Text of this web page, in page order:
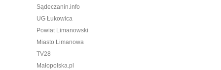
Sądeczanin.info
UG Łukowica
Powiat Limanowski
Miasto Limanowa
TV28
Małopolska.pl